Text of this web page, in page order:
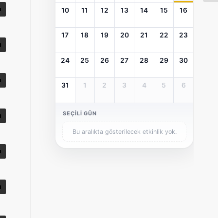
10 11 12 13 14 15 16
17 18 19 20 21 22 23
24 25 26 27 28 29 30
31 1 2 3 4 5 6
SEÇILI GÜN
Bu aralıkta gösterilecek etkinlik yok.